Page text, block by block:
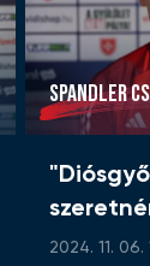
SPANDLER
2024. 11. 06.